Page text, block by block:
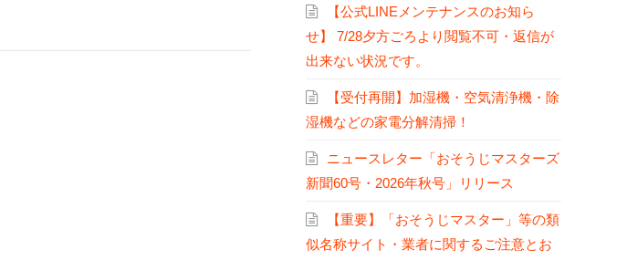
【公式LINEメンテナンスのお知ら
せ】 7/28夕方ごろより閲覧不可・返信が
出来ない状況です。
【受付再開】加湿機・空気清浄機・除
湿機などの家電分解清掃！
ニュースレター「おそうじマスターズ
新聞60号・2026年秋号」リリース
【重要】「おそうじマスター」等の類
似名称サイト・業者に関するご注意とお